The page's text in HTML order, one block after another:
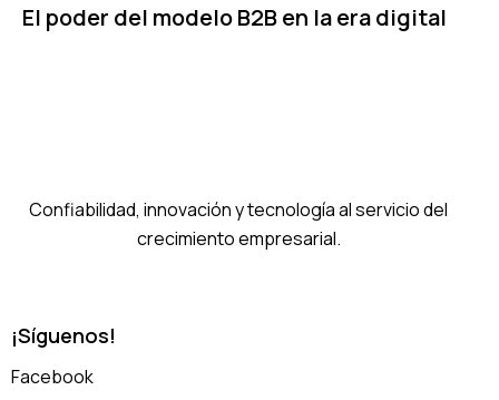
El poder del modelo B2B en la era digital
Confiabilidad, innovación y tecnología al servicio del
crecimiento empresarial.
¡Síguenos!
Facebook